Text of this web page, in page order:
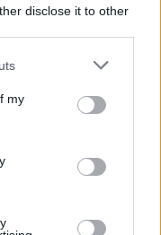
disclose it to other
one or more Google
You may click to
third-party tags to
in below Google
my